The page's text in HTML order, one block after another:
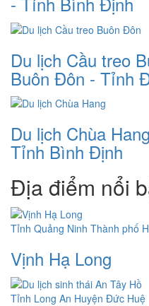
Du lịch Cầu treo
Buôn Đôn - Tỉnh
Du lịch Chùa
Tỉnh Bình Định
Địa điểm nổi
Tỉnh Quảng Ninh Thành phố
Vịnh Hạ Long
Tỉnh Long An Huyện Đức Huệ